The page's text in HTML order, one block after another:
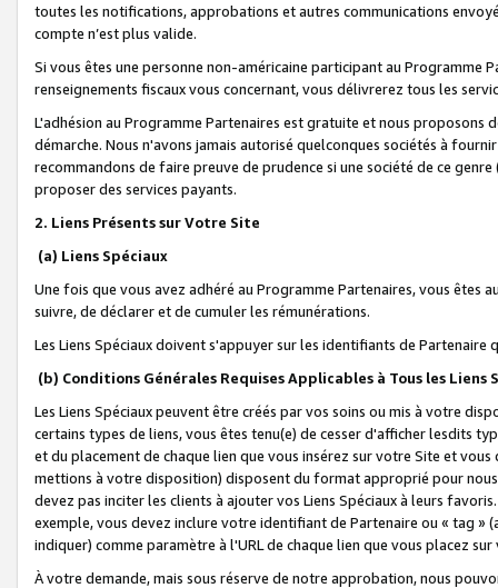
toutes les notifications, approbations et autres communications
compte n’est plus valide.
Si vous êtes une personne non-américaine participant au
renseignements fiscaux vous concernant, vous délivrerez tous les
L'adhésion au Programme Partenaires est gratuite et nous proposons
démarche. Nous n'avons jamais autorisé quelconques sociétés à
recommandons de faire preuve de prudence si une société de ce
proposer des services payants.
2. Liens Présents sur Votre Site
(a) Liens Spéciaux
Une fois que vous avez adhéré au Programme Partenaires, vous êtes
suivre, de déclarer et de cumuler les rémunérations.
Les Liens Spéciaux doivent s'appuyer sur les identifiants de Partenaire
(b) Conditions Générales Requises Applicables à Tous les Liens
Les Liens Spéciaux peuvent être créés par vos soins ou mis à votre
certains types de liens, vous êtes tenu(e) de cesser d'afficher lesdits
et du placement de chaque lien que vous insérez sur votre Site et
mettions à votre disposition) disposent du format approprié pour
devez pas inciter les clients à ajouter vos Liens Spéciaux à leurs
exemple, vous devez inclure votre identifiant de Partenaire ou « tag
indiquer) comme paramètre à l'URL de chaque lien que vous placez
À votre demande, mais sous réserve de notre approbation, nous